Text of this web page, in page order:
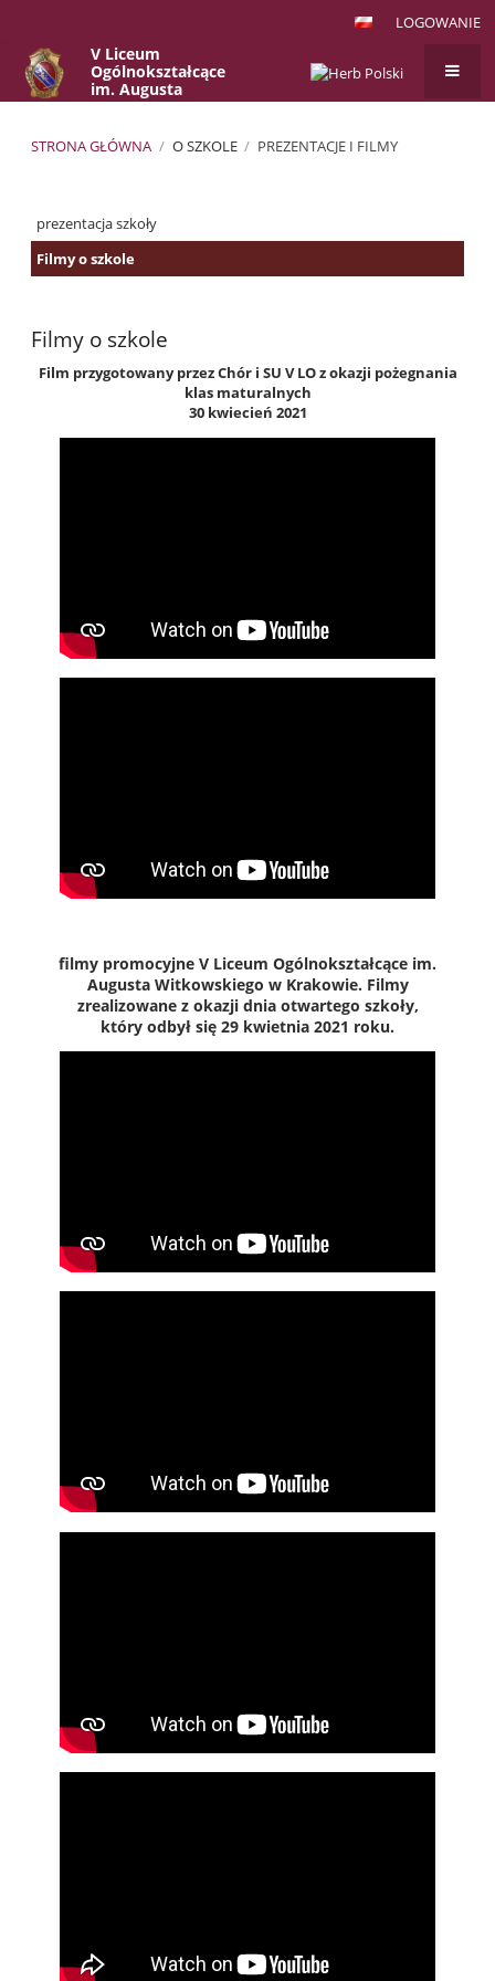
LOGOWANIE
V Liceum
Ogólnokształcące
im. Augusta
Witkowskiego
STRONA GŁÓWNA / O SZKOLE / PREZENTACJE I FILMY
Filmy
prezentacja szkoły
Filmy o szkole
Filmy o szkole
Film przygotowany przez Chór i SU V LO z okazji pożegnania
klas maturalnych
30 kwiecień 2021
filmy promocyjne V Liceum Ogólnokształcące im.
Augusta Witkowskiego w Krakowie. Filmy
zrealizowane z okazji dnia otwartego szkoły,
który odbył się 29 kwietnia 2021 roku.